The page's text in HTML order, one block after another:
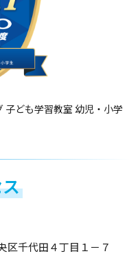
ども学習教室 幼児・小学
区千代田４丁目１－７